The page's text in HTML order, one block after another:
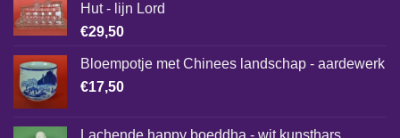
Hut - lijn Lord
€29,50
Bloempotje met Chinees landschap - aardewerk
€17,50
Lachende happy boeddha - wit kunsthars